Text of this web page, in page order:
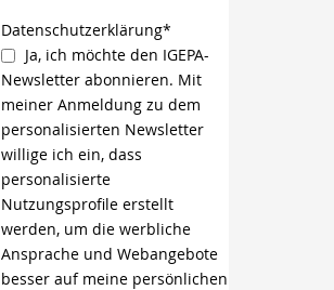
Datenschutzerklärung*
Ja, ich möchte den IGEPA-
Newsletter abonnieren. Mit
meiner Anmeldung zu dem
personalisierten Newsletter
willige ich ein, dass
personalisierte
Nutzungsprofile erstellt
werden, um die werbliche
Ansprache und Webangebote
besser auf meine persönlichen